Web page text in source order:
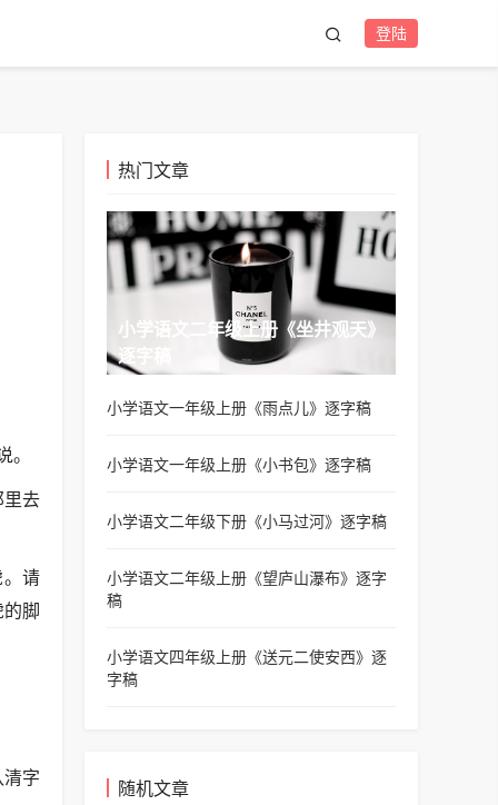
登陆
。
里去
请
脚
字
热门文章
小学语文二年级上册《坐井观天》
逐字稿
小学语文一年级上册《雨点儿》逐字稿
小学语文一年级上册《小书包》逐字稿
小学语文二年级下册《小马过河》逐字稿
小学语文二年级上册《望庐山瀑布》逐字
稿
小学语文四年级上册《送元二使安西》逐
字稿
随机文章